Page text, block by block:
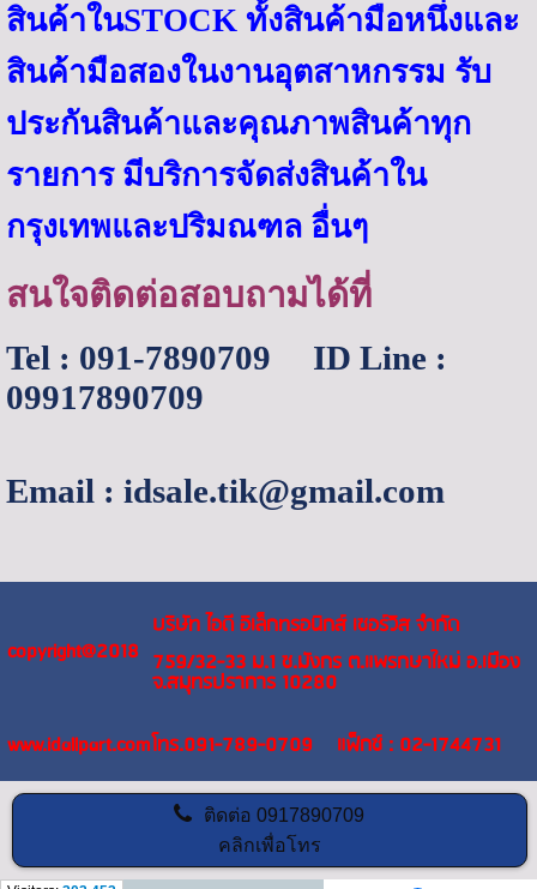
สินค้าในSTOCK ทั้งสินค้ามือหนึ่งและ
สินค้ามือสองในงานอุตสาหกรรม รับ
ประกันสินค้าและคุณภาพสินค้าทุก
รายการ มีบริการจัดส่งสินค้าใน
กรุงเทพและปริมณฑล อื่นๆ
สนใจติดต่อสอบถามได้ที่
Tel : 091-7890709 ID Line :
09917890709
Email : idsale.tik@gmail.com
copyright@2018
บริษัท ไอดี อิเล็กทรอนิกส์ เซอร์วิส จำกัด
759/32-33 ม.1 ซ.มังกร ต.แพรกษาใหม่ อ.เมือง
จ.สมุทรปราการ 10280
www.idallpart.comโทร.091-789-0709 แฟ็กซ์ : 02-1744731
ติดต่อ0917890709
คลิกเพื่อโทร